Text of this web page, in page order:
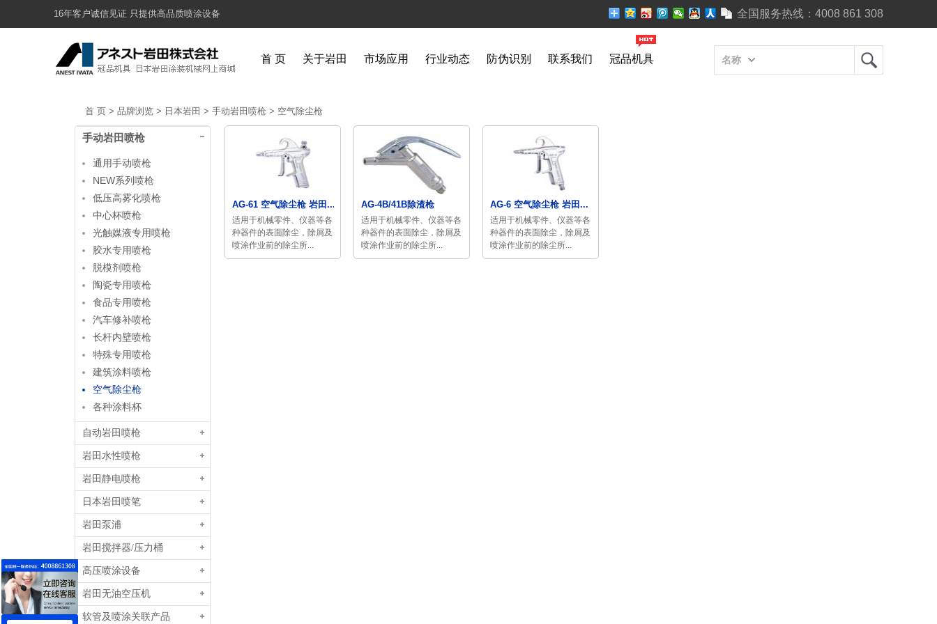
16年客户诚信见证 只提供高品质喷涂设备 全国服务热线： 4008 861 308
首 页 关于岩田 市场应用 行业动态 防伪识别 联系我们 冠品机具 名称
首 页 > 品牌浏览 > 日本岩田 > 手动岩田喷枪 > 空气除尘枪
手动岩田喷枪
通用手动喷枪
NEW系列喷枪
低压高雾化喷枪
中心杯喷枪
光触媒液专用喷枪
胶水专用喷枪
脱模剂喷枪
陶瓷专用喷枪
食品专用喷枪
汽车修补喷枪
长杆内壁喷枪
特殊专用喷枪
建筑涂料喷枪
空气除尘枪
各种涂料杯
自动岩田喷枪
岩田水性喷枪
岩田静电喷枪
日本岩田喷笔
岩田泵浦
岩田搅拌器/压力桶
高压喷涂设备
岩田无油空压机
软管及喷涂关联产品
AG-61 空气除尘枪 岩田...
适用于机械零件、仪器等各
种器件的表面除尘，除屑及
喷涂作业前的除尘所...
AG-4B/41B除渣枪
适用于机械零件、仪器等各
种器件的表面除尘，除屑及
喷涂作业前的除尘所...
AG-6 空气除尘枪 岩田...
适用于机械零件、仪器等各
种器件的表面除尘，除屑及
喷涂作业前的除尘所...